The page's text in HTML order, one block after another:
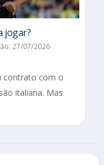
jogar?
27/07/2026
contrato com o
italiana. Mas